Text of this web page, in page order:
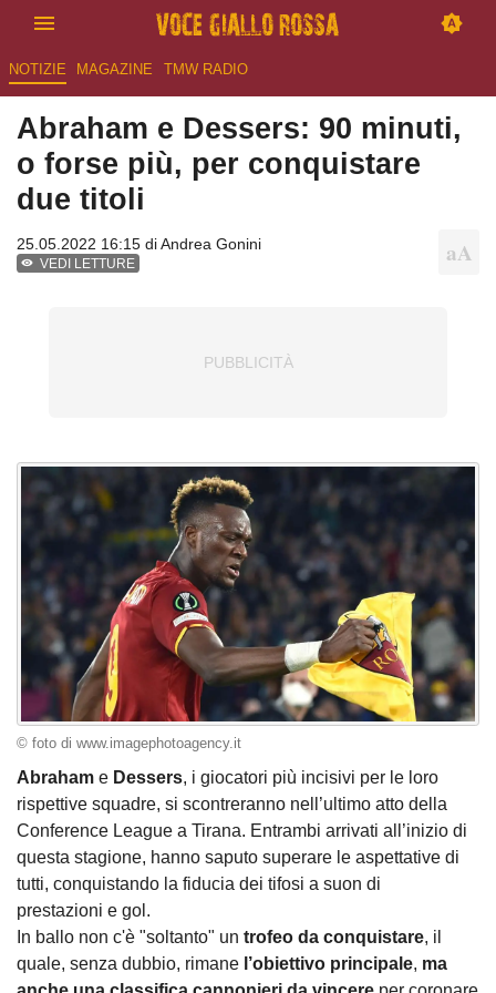
NOTIZIE MAGAZINE TMW RADIO
Abraham e Dessers: 90 minuti,
o forse più, per conquistare
due titoli
25.05.2022 16:15 diAndrea Gonini
VEDI LETTURE
© foto di www.imagephotoagency.it
Abraham e Dessers, i giocatori più incisivi per le loro
rispettive squadre, si scontreranno nell’ultimo atto della
Conference League a Tirana. Entrambi arrivati all’inizio di
questa stagione, hanno saputo superare le aspettative di
tutti, conquistando la fiducia dei tifosi a suon di
prestazioni e gol.
In ballo non c'è "soltanto" un trofeo da conquistare, il
quale, senza dubbio, rimane l’obiettivo principale, ma